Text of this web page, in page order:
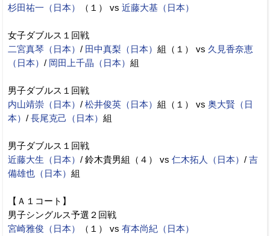
杉田祐一（日本）
（１） vs 近藤大基（日本）
女子ダブルス１回戦
二宮真琴（日本） / 田中真梨（日本） 組（１） vs 久見香奈恵
（日本） / 岡田上千晶（日本） 組
男子ダブルス１回戦
内山靖崇（日本） / 松井俊英（日本） 組（１） vs 奥大賢（日
本） / 長尾克己（日本） 組
男子ダブルス１回戦
近藤大生（日本） / 鈴木貴男組（４） vs 仁木拓人（日本） / 吉
備雄也（日本） 組
【Ａ１コート】
男子シングルス予選２回戦
宮崎雅俊（日本）
（１） vs 有本尚紀（日本）